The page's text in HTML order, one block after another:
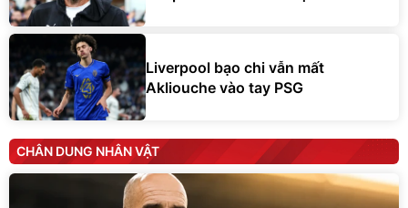
Liverpool bạo chi vẫn mất
Akliouche vào tay PSG
CHÂN DUNG NHÂN VẬT